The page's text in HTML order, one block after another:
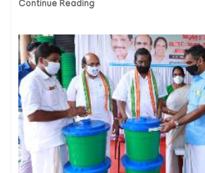
Continue Reading